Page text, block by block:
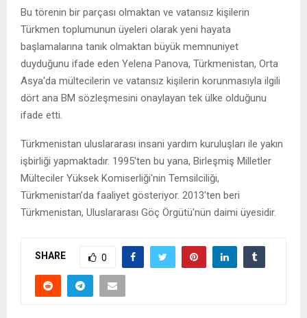
Bu törenin bir parçası olmaktan ve vatansız kişilerin
Türkmen toplumunun üyeleri olarak yeni hayata
başlamalarına tanık olmaktan büyük memnuniyet
duyduğunu ifade eden Yelena Panova, Türkmenistan, Orta
Asya'da mültecilerin ve vatansız kişilerin korunmasıyla ilgili
dört ana BM sözleşmesini onaylayan tek ülke olduğunu
ifade etti.
Türkmenistan uluslararası insani yardım kuruluşları ile yakın
işbirliği yapmaktadır. 1995'ten bu yana, Birleşmiş Milletler
Mülteciler Yüksek Komiserliği'nin Temsilciliği,
Türkmenistan’da faaliyet gösteriyor. 2013'ten beri
Türkmenistan, Uluslararası Göç Örgütü'nün daimi üyesidir.
SHARE 0